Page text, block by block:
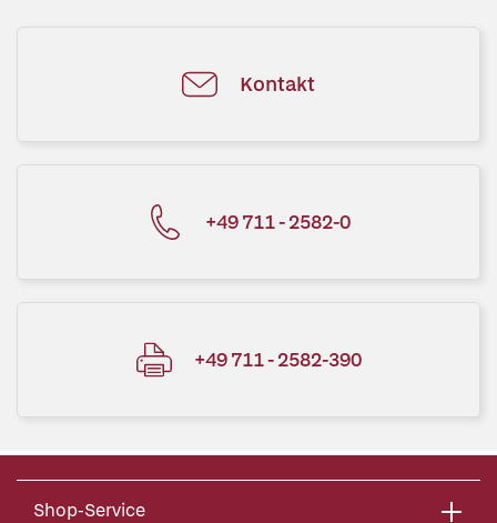
Kontakt
+49 711 - 2582-0
+49 711 - 2582-390
Shop-Service